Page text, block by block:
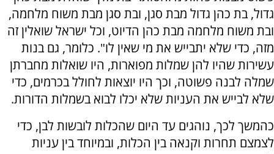
גדול, בת כהן גדול מבת סגן, ובת סגן מבת משוח מלחמה,
ובת משוח מלחמה מבת כהן הדיוט, וכל ישראל שואלין זה
מזה, כדי שלא יתבייש את מי שאין לו". כלומר, גם בנות
עשירות שהיו להן שמלות מפוארות, היו שואלות מחברתן
שמלה לבנה פשוטה, וכך היו יוצאות לחולל בכרמים, כדי
שלא לבייש את העניות שלא יכלו לבוא בשמלות הדורות.
כהמשך לכך, נוהגים עד היום שהכלות לובשות לבן, כדי
לצמצם תחרות וקנאה בין הכלות, ובמיוחד בין עניות